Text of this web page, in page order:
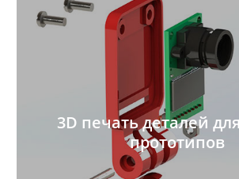
3D печать деталей
прототипов